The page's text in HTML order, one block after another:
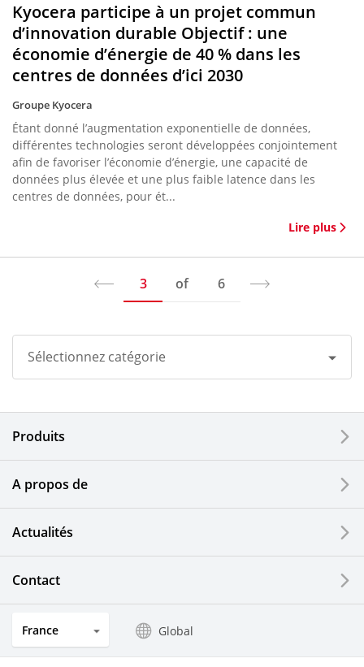
Kyocera participe à un projet commun
d’innovation durable Objectif : une
économie d’énergie de 40 % dans les
centres de données d’ici 2030
Groupe Kyocera
Étant donné l’augmentation exponentielle de données,
différentes technologies seront développées conjointement
afin de favoriser l’économie d’énergie, une capacité de
données plus élevée et une plus faible latence dans les
centres de données, pour ét...
Lire plus
3 of 6
Sélectionnez catégorie
Groupe Kyocera
Imprimantes / Multifonctions
Composants automobiles
Outillages industriels
Produits
A propos de
Actualités
Contact
France Global